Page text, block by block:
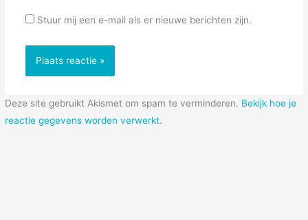
Stuur mij een e-mail als er nieuwe berichten zijn.
Deze site gebruikt Akismet om spam te verminderen. Bekijk hoe je
reactie gegevens worden verwerkt.